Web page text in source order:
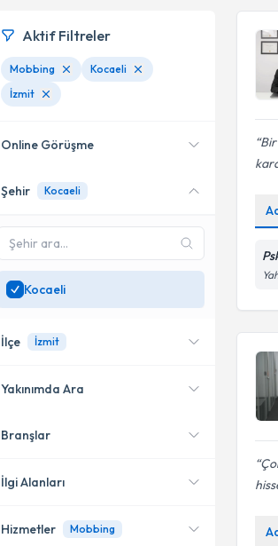
Bir
Aktif Filtreler
Mobbing
Kocaeli
İzmit
Online Görüşme
Online danışmanlık sunan
SadeceKocaeli
uzman ara
Şehir Kocaeli
Kocaeli
İlçe İzmit
İzmit
Kartepe
Yakınımda Ara
Konumuma yakın uzmanları
Branşlar
Psikoloji
İlgi Alanları
Hizmetler Mobbing